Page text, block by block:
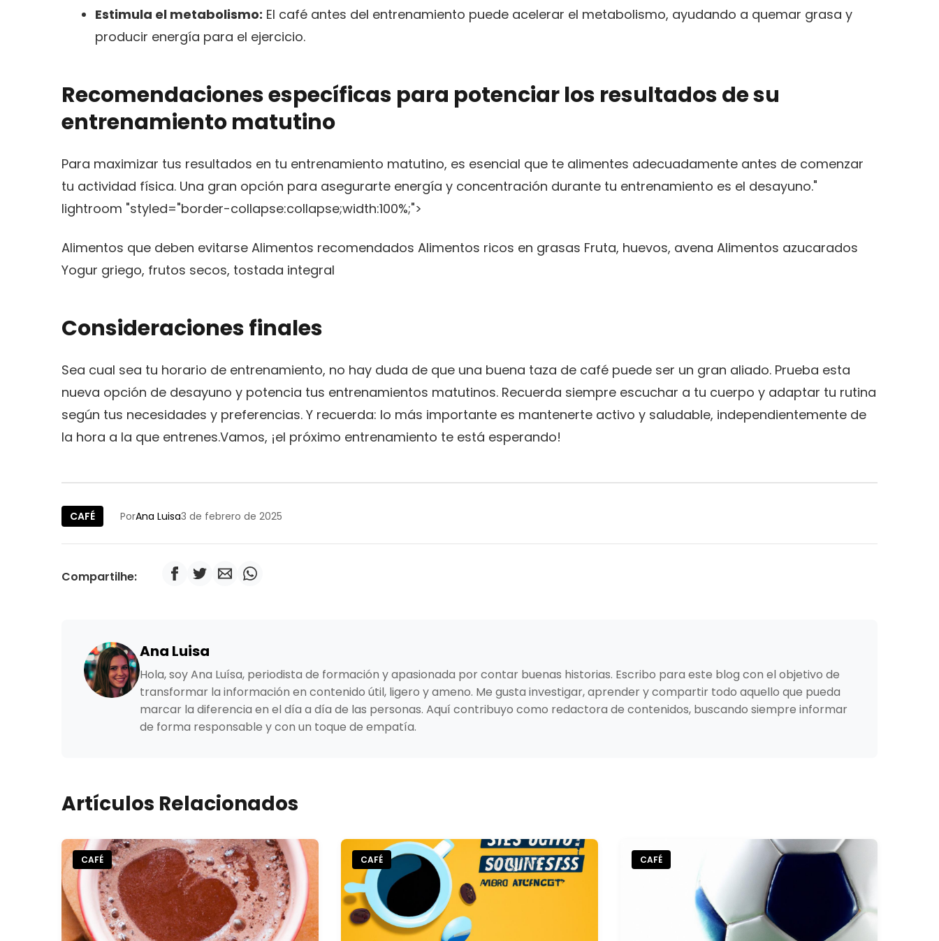
Estimula el metabolismo: El café antes del entrenamiento puede acelerar el metabolismo, ayudando a quemar grasa y
producir energía para el ejercicio.
Recomendaciones específicas para potenciar los resultados de su
entrenamiento matutino
Para maximizar tus resultados en tu entrenamiento matutino, es esencial que te alimentes adecuadamente antes de comenzar
tu actividad física. Una gran opción para asegurarte energía y concentración durante tu entrenamiento es el desayuno."
lightroom "styled="border-collapse:collapse;width:100%;">
Alimentos que deben evitarse Alimentos recomendados Alimentos ricos en grasas Fruta, huevos, avena Alimentos azucarados
Yogur griego, frutos secos, tostada integral
Consideraciones finales
Sea cual sea tu horario de entrenamiento, no hay duda de que una buena taza de café puede ser un gran aliado. Prueba esta
nueva opción de desayuno y potencia tus entrenamientos matutinos. Recuerda siempre ‍escuchar a tu cuerpo y ‍adaptar tu rutina
según tus necesidades y preferencias. Y recuerda: lo más importante es mantenerte activo y saludable, independientemente de
la hora a la que entrenes.Vamos, ¡el próximo entrenamiento te está esperando!
CAFÉ PorAna Luisa3 de febrero de 2025
Compartilhe:
Ana Luisa
Hola, soy Ana Luísa, periodista de formación y apasionada por contar buenas historias. Escribo para este blog con el objetivo de
transformar la información en contenido útil, ligero y ameno. Me gusta investigar, aprender y compartir todo aquello que pueda
marcar la diferencia en el día a día de las personas. Aquí contribuyo como redactora de contenidos, buscando siempre informar
de forma responsable y con un toque de empatía.
Artículos Relacionados
CAFÉ CAFÉ CAFÉ